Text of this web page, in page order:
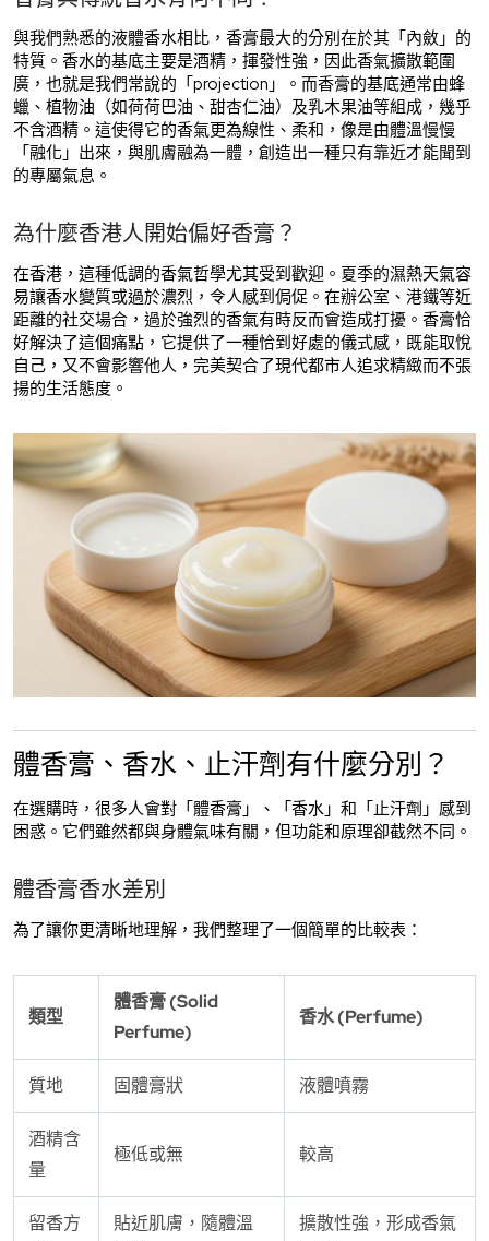
與我們熟悉的液體香水相比，香膏最大的分別在於其「內斂」的
特質。香水的基底主要是酒精，揮發性強，因此香氣擴散範圍
廣，也就是我們常說的「projection」。而香膏的基底通常由蜂
蠟、植物油（如荷荷巴油、甜杏仁油）及乳木果油等組成，幾乎
不含酒精。這使得它的香氣更為線性、柔和，像是由體溫慢慢
「融化」出來，與肌膚融為一體，創造出一種只有靠近才能聞到
的專屬氣息。
為什麼香港人開始偏好香膏？
在香港，這種低調的香氣哲學尤其受到歡迎。夏季的濕熱天氣容
易讓香水變質或過於濃烈，令人感到侷促。在辦公室、港鐵等近
距離的社交場合，過於強烈的香氣有時反而會造成打擾。香膏恰
好解決了這個痛點，它提供了一種恰到好處的儀式感，既能取悅
自己，又不會影響他人，完美契合了現代都市人追求精緻而不張
揚的生活態度。
體香膏、香水、止汗劑有什麼分別？
在選購時，很多人會對「體香膏」、「香水」和「止汗劑」感到
困惑。它們雖然都與身體氣味有關，但功能和原理卻截然不同。
體香膏香水差別
為了讓你更清晰地理解，我們整理了一個簡單的比較表：
類型
體香膏 (Solid
Perfume)
香水 (Perfume)
質地 固體膏狀 液體噴霧
酒精含
量
極低或無 較高
留香方
貼近肌膚，隨體溫
擴散性強，形成香氣